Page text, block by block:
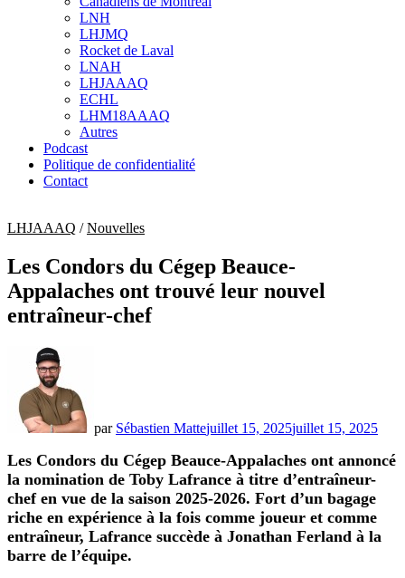
sub
menu
LNH
LHJMQ
Rocket de Laval
LNAH
LHJAAAQ
ECHL
LHM18AAAQ
Autres
Podcast
Politique de confidentialité
Contact
LHJAAAQ /Nouvelles
Les Condors du Cégep Beauce-
Appalaches ont trouvé leur nouvel
entraîneur-chef
par Sébastien Mattejuillet 15, 2025juillet 15, 2025
Les Condors du Cégep Beauce-Appalaches ont annoncé
la nomination de Toby Lafrance à titre d’entraîneur-
chef en vue de la saison 2025-2026. Fort d’un bagage
riche en expérience à la fois comme joueur et comme
entraîneur, Lafrance succède à Jonathan Ferland à la
barre de l’équipe.